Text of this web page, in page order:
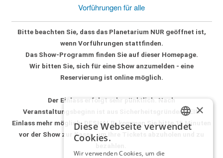
Vorführungen für alle
Bitte beachten Sie, dass das Planetarium NUR geöffnet ist,
wenn Vorführungen stattfinden.
Das Show-Programm finden Sie auf dieser Homepage.
Wir bitten Sie, sich für eine Show anzumelden - eine
Reservierung ist online möglich.
Der Einlass erfolgt sehr pünktlich. Nach
Veranstaltungsbeginn ist aus Sicherheitsgründen KEIN
Einlass mehr möglich. DESHALB:kommen Sie bitte 15 Minuten
vor der Show zur Kasse,um Ihre Tickets abzuholen und zu
GERMAN
×
Diese Webseite verwendet
Cookies.
Wir verwenden Cookies, um die